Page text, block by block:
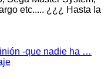
etc..... ¿¿¿ Hasta la
-que nadie ha …